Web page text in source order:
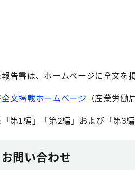
告書は、ホームページに全文を
全文掲載ホームページ （産業労
第1編」「第2編」および「第3
お問い合わせ